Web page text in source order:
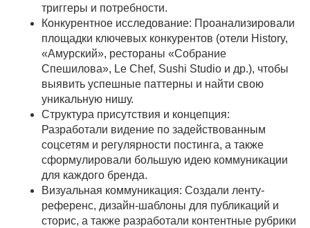
триггеры и потребности.
Конкурентное исследование: Проанализировали
площадки ключевых конкурентов (отели History,
«Амурский», рестораны «Собрание
Спешилова», Le Chef, Sushi Studio и др.), чтобы
выявить успешные паттерны и найти свою
уникальную нишу.
Структура присутствия и концепция:
Разработали видение по задействованным
соцсетям и регулярности постинга, а также
сформулировали большую идею коммуникации
для каждого бренда.
Визуальная коммуникация: Создали ленту-
референс, дизайн-шаблоны для публикаций и
сторис, а также разработали контентные рубрики